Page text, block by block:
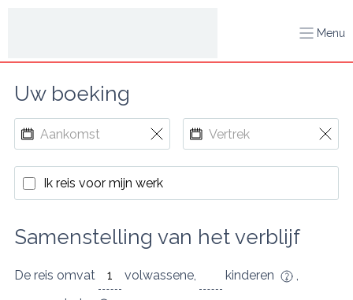
Menu
Uw boeking
Ik reis voor mijn werk
Samenstelling van het verblijf
De reis omvat volwassene, kinderen
,